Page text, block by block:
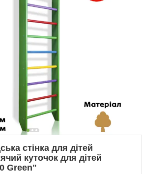
стінка для дітей
куточок для дітей
Green"